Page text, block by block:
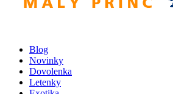
Blog
Novinky
Dovolenka
Letenky